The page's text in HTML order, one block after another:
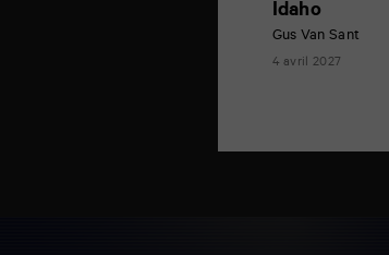
Idaho
Gus Van Sant
4 avril 2027